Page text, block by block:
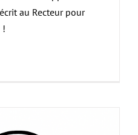
au Recteur pour
!